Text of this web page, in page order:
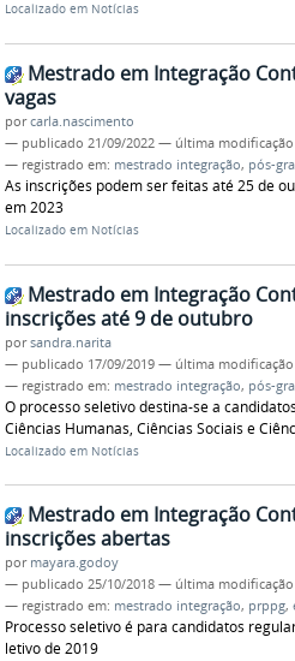
Localizado em Notícias
Mestrado em Integração
vagas
porcarla.nascimento
— publicado 21/09/2022 — última modificação
— registrado em: mestrado integração, pós-
As inscrições podem ser feitas até 25 de
em 2023
Localizado em Notícias
Mestrado em Integração
inscrições até 9 de outubro
porsandra.narita
— publicado 17/09/2019 — última modificação
— registrado em: mestrado integração, pós-
O processo seletivo destina-se a
Ciências Humanas, Ciências Sociais e
Localizado em Notícias
Mestrado em Integração
inscrições abertas
por mayara.godoy
— publicado 25/10/2018 — última modificação
— registrado em: mestrado integração, prppg,
Processo seletivo é para candidatos
letivo de 2019